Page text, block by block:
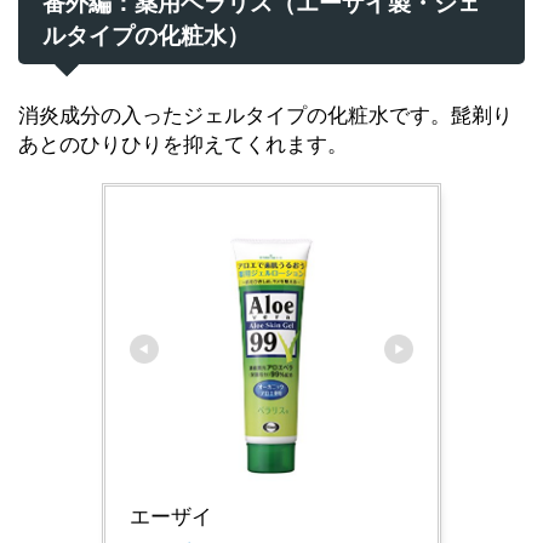
ルタイプの化粧水）
消炎成分の入ったジェルタイプの化粧水です。髭剃り
あとのひりひりを抑えてくれます。
エーザイ